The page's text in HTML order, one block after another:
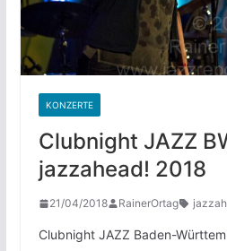
KONZERTE
Clubnight JAZZ
jazzahead! 2018
21/04/2018 RainerOrtag
Clubnight JAZZ Baden-